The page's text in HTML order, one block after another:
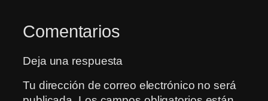
Comentarios
Deja una respuesta
Tu dirección de correo electrónico no será